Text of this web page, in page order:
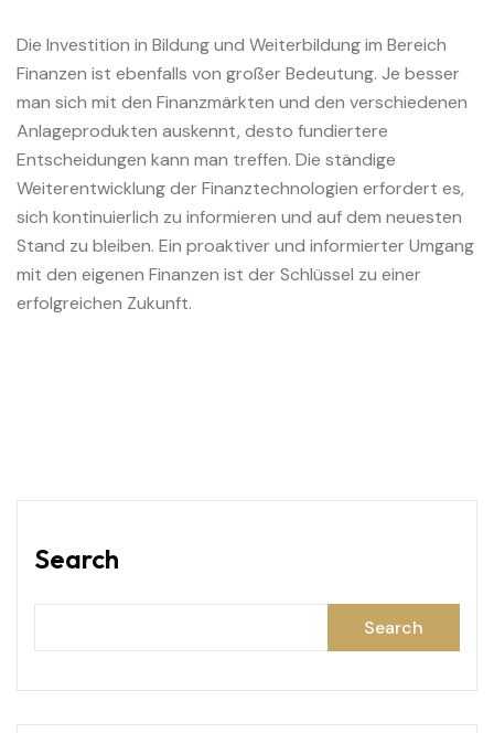
Die Investition in Bildung und Weiterbildung im Bereich
Finanzen ist ebenfalls von großer Bedeutung. Je besser
man sich mit den Finanzmärkten und den verschiedenen
Anlageprodukten auskennt, desto fundiertere
Entscheidungen kann man treffen. Die ständige
Weiterentwicklung der Finanztechnologien erfordert es,
sich kontinuierlich zu informieren und auf dem neuesten
Stand zu bleiben. Ein proaktiver und informierter Umgang
mit den eigenen Finanzen ist der Schlüssel zu einer
erfolgreichen Zukunft.
Search
Search